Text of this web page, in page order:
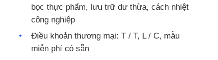
Nhôm dập nổi
Dải nhôm dán
bọc thực phẩm, lưu trữ dư thừa, cách nhiệt
công nghiệp
Điều khoản thương mại: T / T, L / C, mẫu
miễn phí có sẵn